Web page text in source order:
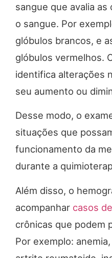
sangue que avalia
o sangue. Por
glóbulos brancos, e
glóbulos vermelhos.
identifica alterações
seu aumento ou
Desse modo, o
situações que
funcionamento da
durante a
Além disso, o
acompanhar casos
crônicas que podem
Por exemplo: